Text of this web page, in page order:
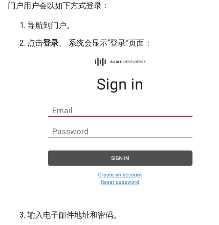
门户用户会以如下方式登录：
导航到门户。
点击登录。 系统会显示“登录”页面：
输入电子邮件地址和密码。